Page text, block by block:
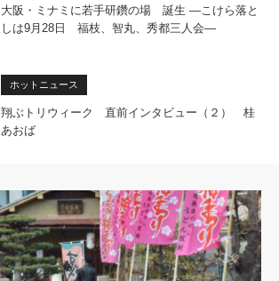
大阪・ミナミに若手研鑽の場 誕生 ―こけら落と
しは9月28日 福枝、智丸、秀都三人会―
ホットニュース
翔ぶトリウィーク 直前インタビュー（２） 桂
あおば